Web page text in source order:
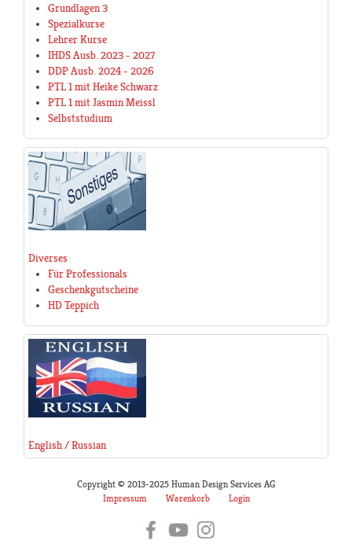
Grundlagen 3
Spezialkurse
Lehrer Kurse
IHDS Ausb. 2023 - 2027
DDP Ausb. 2024 - 2026
PTL 1 mit Heike Schwarz
PTL 1 mit Jasmin Meissl
Selbststudium
Diverses
Für Professionals
Geschenkgutscheine
HD Teppich
English / Russian
Copyright © 2013-2025 Human Design Services AG
Impressum
Warenkorb Login